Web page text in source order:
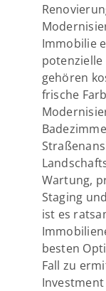
Immobilie
potenzielle
gehören
frische
Wartung,
Staging
ist es
besten
Fall zu